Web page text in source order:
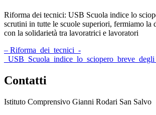
Riforma dei tecnici: USB Scuola indice lo
scrutini in tutte le scuole superiori, fermiamo la
con la solidarietà tra lavoratrici e lavoratori
– Riforma_dei_tecnici_-
Contatti
Istituto Comprensivo Gianni Rodari San Salvo